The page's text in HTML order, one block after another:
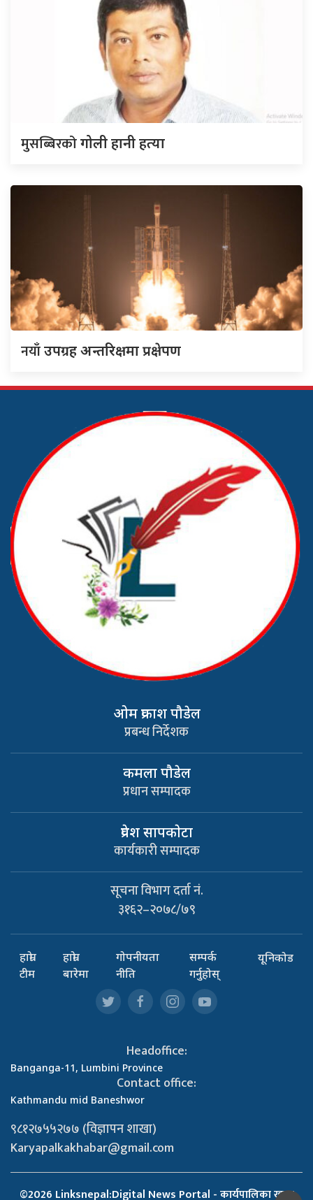
मुसब्बिरकोगोली हानी हत्या
नयाँउपग्रह अन्तरिक्षमा प्रक्षेपण
ओम प्रकाश पौडेल
प्रबन्ध निर्देशक
कमला पौडेल
प्रधान सम्पादक
प्रवेश सापकाेटा
कार्यकारी सम्पादक
सूचना विभाग दर्ता नं.
३१६२–२०७८/७९
हाम्रो
टीम
हाम्रो
बारेमा
गोपनीयता
नीति
सम्पर्क
गर्नुहोस्
यूनिकोड
Headoffice:
Banganga-11, Lumbini Province
Contact office:
Kathmandu mid Baneshwor
९८१२७५५२७७ (विज्ञापन शाखा)
Karyapalkakhabar@gmail.com
©2026 Linksnepal:Digital News Portal - कार्यपालिका खबर